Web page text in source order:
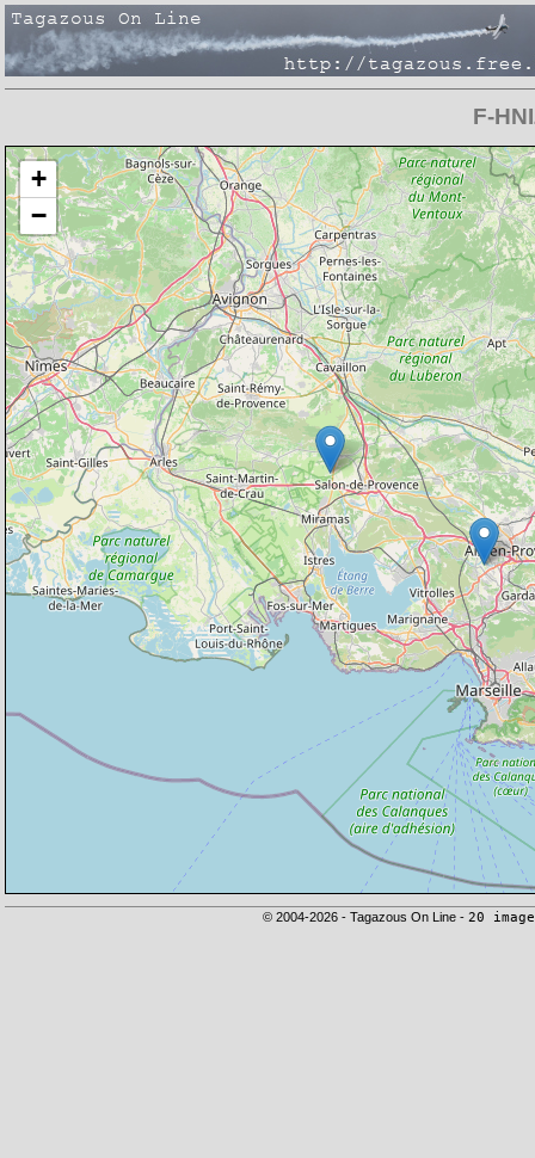
F-
Chargement de la carte en cours
+
−
© 2004-2026 - Tagazous On Line - 20